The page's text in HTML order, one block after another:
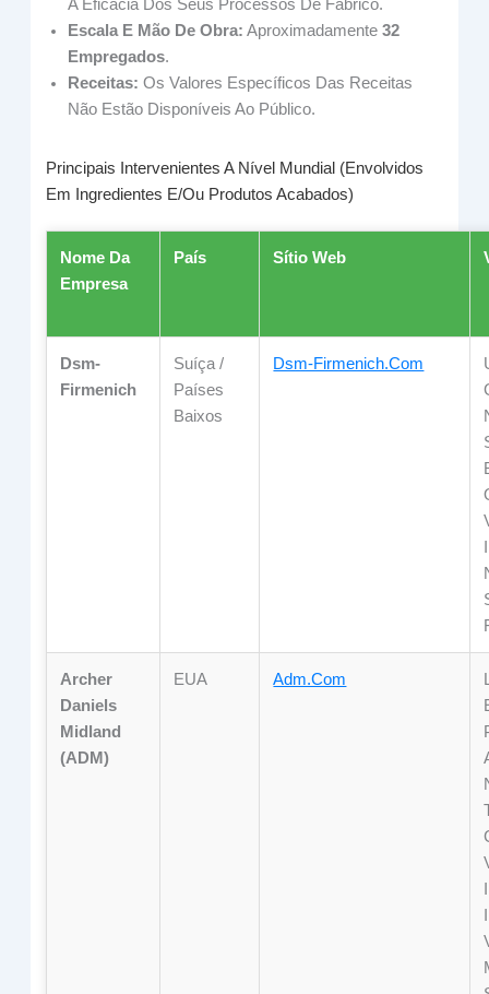
A Eficácia Dos Seus Processos De Fabrico.
Escala E Mão De Obra: Aproximadamente32
Empregados.
Receitas: Os Valores Específicos Das Receitas
Não Estão Disponíveis Ao Público.
Principais Intervenientes A Nível Mundial (envolvidos
Em Ingredientes E/ou Produtos Acabados)
Nome Da
Empresa
País Sítio Web
Dsm-
Firmenich
Suíça /
Países
Baixos
Dsm-Firmenich.com
Archer
Daniels
Midland
(ADM)
EUA Adm.com